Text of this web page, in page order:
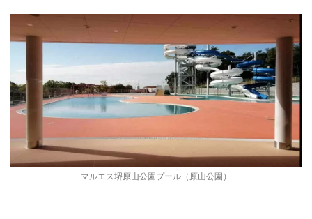
マルエス堺原山公園プール（原山公園）